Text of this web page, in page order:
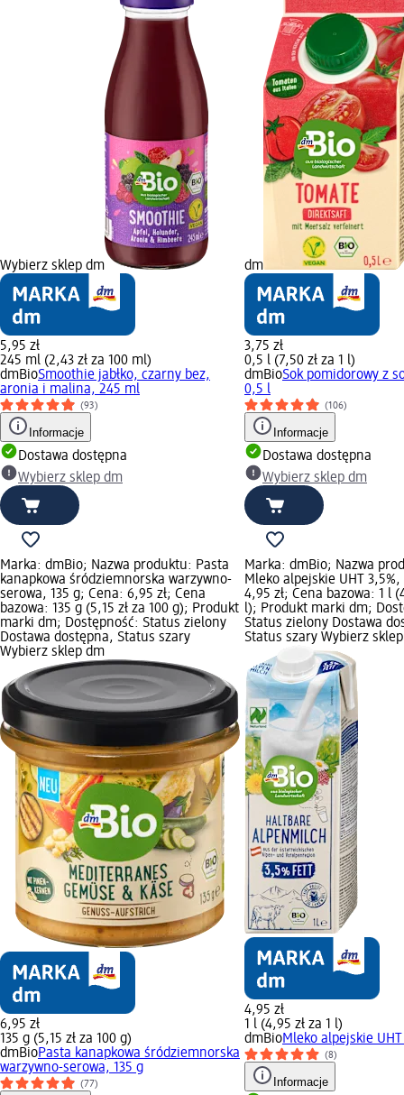
Wybierz sklep dm
5,95 zł
245 ml (2,43 zł za 100 ml)
dmBioSmoothie jabłko, czarny bez,
aronia i malina, 245 ml
(93)
Informacje
Dostawa dostępna
Wybierz sklep dm
dm
3,75 zł
0,5 l (7,50 zł za 1 l)
dmBioSok pomidorowy z
0,5 l
(106)
Informacje
Dostawa dostępna
Wybierz sklep dm
Marka: dmBio; Nazwa produktu: Pasta
kanapkowa śródziemnorska warzywno-
serowa, 135 g; Cena: 6,95 zł; Cena
bazowa: 135 g (5,15 zł za 100 g); Produkt
marki dm; Dostępność: Status zielony
Dostawa dostępna, Status szary
Wybierz sklep dm
6,95 zł
135 g (5,15 zł za 100 g)
dmBioPasta kanapkowa śródziemnorska
warzywno-serowa, 135 g
(77)
Marka: dmBio; Nazwa
Mleko alpejskie UHT
4,95 zł; Cena bazowa: 1 l
l); Produkt marki dm;
Status zielony Dostawa
Status szary Wybierz
4,95 zł
1 l (4,95 zł za 1 l)
dmBioMleko alpejskie
(8)
Informacje